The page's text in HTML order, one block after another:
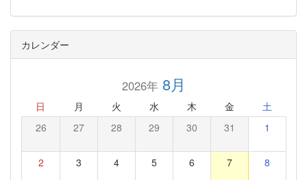
カレンダー
2026年8月
日 月 火 水 木 金 土
26 27 28 29 30 31 1
2 3 4 5 6 7 8